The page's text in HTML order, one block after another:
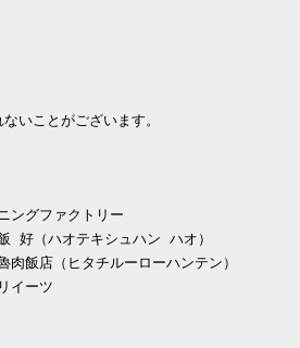
いことがございます。
ングファクトリー
好（ハオテキシュハン ハオ）
肉飯店（ヒタチルーローハンテン）
イーツ